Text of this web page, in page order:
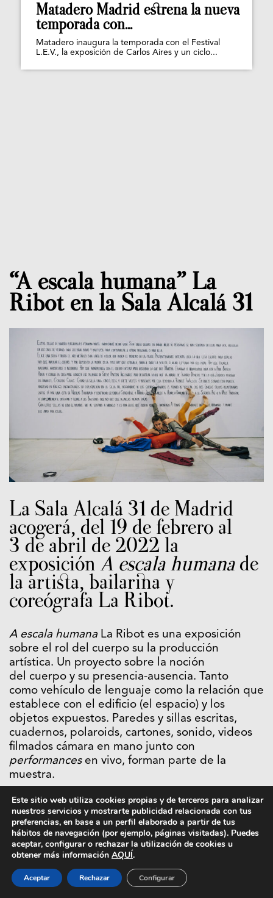
Matadero Madrid estrena la nueva
temporada con...
Matadero inaugura la temporada con el Festival
L.E.V., la exposición de Carlos Aires y un ciclo...
“A escala humana” La
Ribot en la Sala Alcalá 31
La Sala Alcalá 31 de Madrid
acogerá, del 19 de febrero al
3 de abril de 2022 la
exposición A escala humanade
la artista, bailarina y
coreógrafa La Ribot.
A escala humana La Ribot es una exposición
sobre el rol del cuerpo su la producción
artística. Un proyecto sobre la noción
del cuerpo y su presencia-ausencia. Tanto
como vehículo de lenguaje como la relación que
establece con el edificio (el espacio) y los
objetos expuestos. Paredes y sillas escritas,
cuadernos, polaroids, cartones, sonido, videos
filmados cámara en mano junto con
performancesen vivo, forman parte de la
muestra.
Este sitio web utiliza cookies propias y de terceros para analizar
nuestros servicios y mostrarte publicidad relacionada con tus
preferencias, en base a un perfil elaborado a partir de tus
hábitos de navegación (por ejemplo, páginas visitadas). Puedes
aceptar, configurar o rechazar la utilización de cookies u
obtener más información AQUÍ.
Aceptar Rechazar Configurar